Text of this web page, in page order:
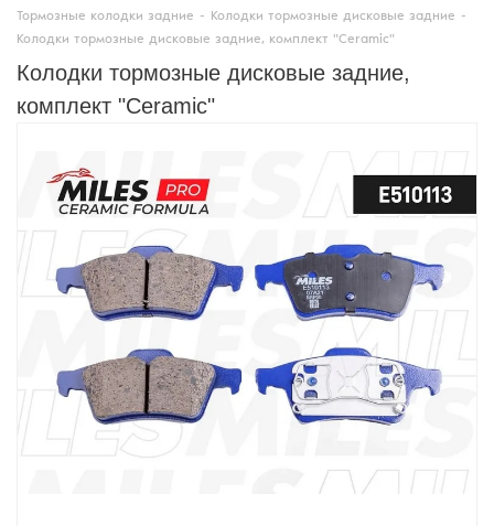
Тормозные колодки задние - Колодки тормозные дисковые задние -
Колодки тормозные дисковые задние, комплект "Ceramic"
Колодки тормозные дисковые задние,
комплект "Ceramic"